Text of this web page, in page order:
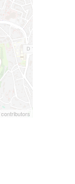
contributors